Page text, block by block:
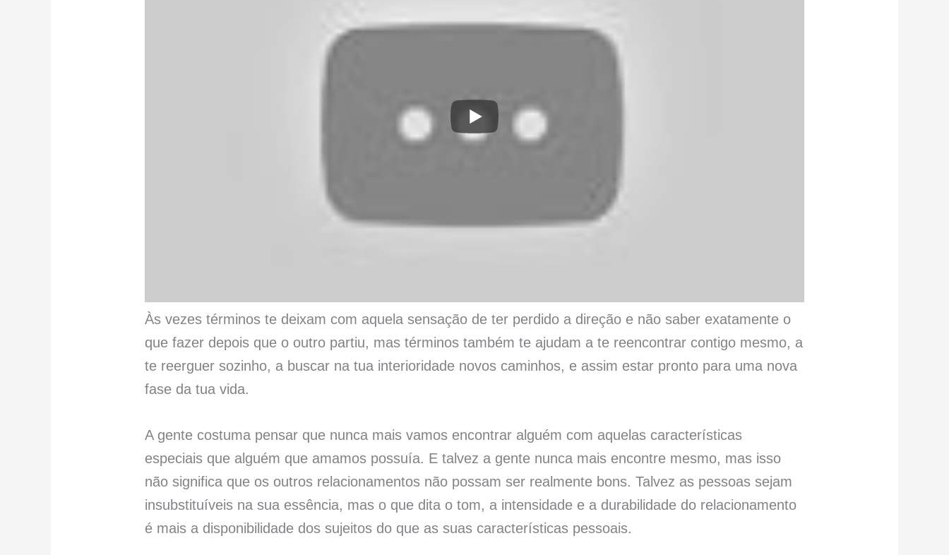
Às vezes términos te deixam com aquela sensação de ter perdido a direção e não saber exatamente o
que fazer depois que o outro partiu, mas términos também te ajudam a te reencontrar contigo mesmo, a
te reerguer sozinho, a buscar na tua interioridade novos caminhos, e assim estar pronto para uma nova
fase da tua vida.
A gente costuma pensar que nunca mais vamos encontrar alguém com aquelas características
especiais que alguém que amamos possuía. E talvez a gente nunca mais encontre mesmo, mas isso
não significa que os outros relacionamentos não possam ser realmente bons. Talvez as pessoas sejam
insubstituíveis na sua essência, mas o que dita o tom, a intensidade e a durabilidade do relacionamento
é mais a disponibilidade dos sujeitos do que as suas características pessoais.